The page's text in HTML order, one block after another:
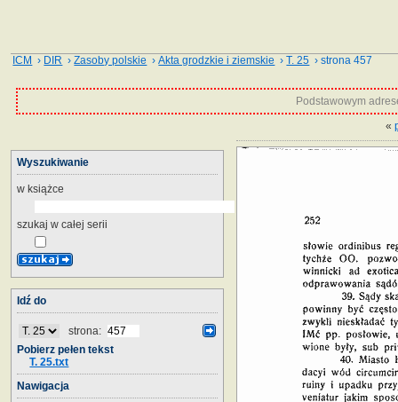
ICM › DIR ›Zasoby polskie ›Akta grodzkie i ziemskie ›T. 25 › strona 457
Podstawowym
«
Wyszukiwanie
w książce
szukaj w całej serii
Idź do
strona:
Pobierz pełen tekst
T. 25.txt
Nawigacja